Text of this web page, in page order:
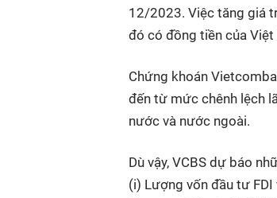
12/2023. Việc tăng giá
đó có đồng tiền của Việt
Chứng khoán
đến từ mức chênh lệch
nước và nước ngoài.
Dù vậy, VCBS dự báo
(i) Lượng vốn đầu tư